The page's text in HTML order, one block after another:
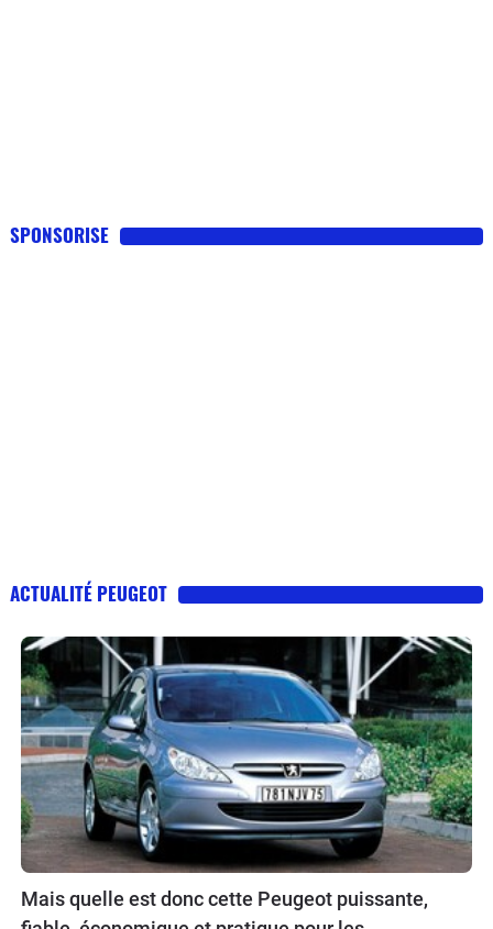
SPONSORISE
ACTUALITÉ PEUGEOT
Mais quelle est donc cette Peugeot puissante,